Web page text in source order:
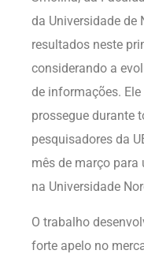
da Universidade de
resultados neste
considerando a
de informações.
prossegue durante
pesquisadores da
mês de março
na Universidade
O trabalho
forte apelo no